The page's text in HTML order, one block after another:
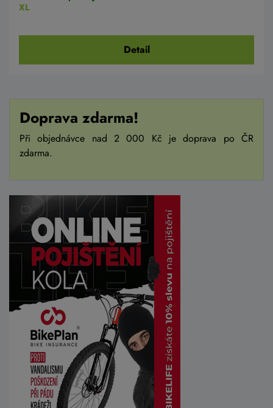
XL
Detail
Doprava zdarma!
Při objednávce nad 2 000 Kč je doprava po ČR
zdarma.